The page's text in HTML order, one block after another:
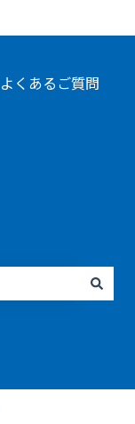
よくあるご質問